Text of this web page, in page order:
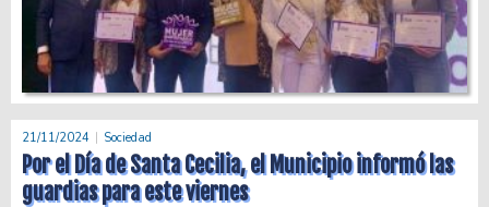
21/11/2024 Sociedad
Por el Día de Santa Cecilia, el Municipio informó las
guardias para este viernes